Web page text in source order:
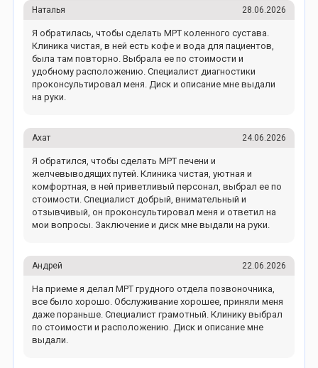
Наталья 28.06.2026
Я обратилась, чтобы сделать МРТ коленного сустава.
Клиника чистая, в ней есть кофе и вода для пациентов,
была там повторно. Выбрала ее по стоимости и
удобному расположению. Специалист диагностики
проконсультировал меня. Диск и описание мне выдали
на руки.
Ахат 24.06.2026
Я обратился, чтобы сделать МРТ печени и
желчевыводящих путей. Клиника чистая, уютная и
комфортная, в ней приветливый персонал, выбрал ее по
стоимости. Специалист добрый, внимательный и
отзывчивый, он проконсультировал меня и ответил на
мои вопросы. Заключение и диск мне выдали на руки.
Андрей 22.06.2026
На приеме я делал МРТ грудного отдела позвоночника,
все было хорошо. Обслуживание хорошее, приняли меня
даже пораньше. Специалист грамотный. Клинику выбрал
по стоимости и расположению. Диск и описание мне
выдали.